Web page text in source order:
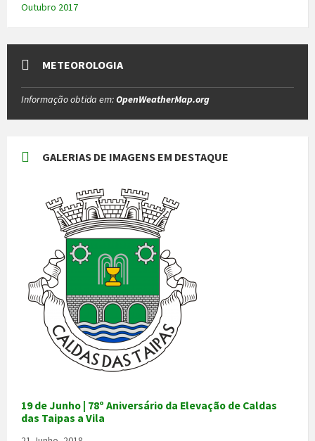
Outubro 2017
METEOROLOGIA
Informação obtida em:OpenWeatherMap.org
GALERIAS DE IMAGENS EM DESTAQUE
19 de Junho | 78º Aniversário da Elevação de Caldas
das Taipas a Vila